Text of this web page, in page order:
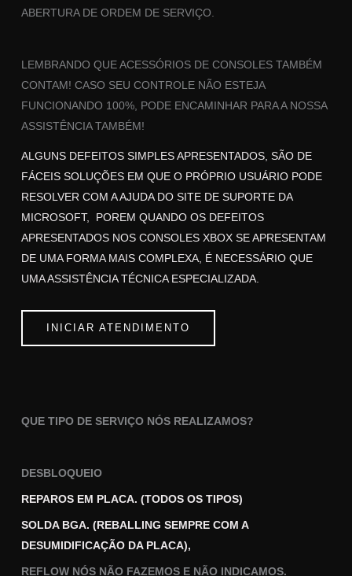
ABERTURA DE ORDEM DE SERVIÇO.
LEMBRANDO QUE ACESSÓRIOS DE CONSOLES TAMBÉM
CONTAM! CASO SEU CONTROLE NÃO ESTEJA
FUNCIONANDO 100%, PODE ENCAMINHAR PARA A NOSSA
ASSISTÊNCIA TAMBÉM!
ALGUNS DEFEITOS SIMPLES APRESENTADOS, SÃO DE
FÁCEIS SOLUÇÕES EM QUE O PRÓPRIO USUÁRIO PODE
RESOLVER COM A AJUDA DO SITE DE SUPORTE DA
MICROSOFT, POREM QUANDO OS DEFEITOS
APRESENTADOS NOS CONSOLES XBOX SE APRESENTAM
DE UMA FORMA MAIS COMPLEXA, É NECESSÁRIO QUE
UMA ASSISTÊNCIA TÉCNICA ESPECIALIZADA.
INICIAR ATENDIMENTO
QUE TIPO DE SERVIÇO NÓS REALIZAMOS?
DESBLOQUEIO
REPAROS EM PLACA. (TODOS OS TIPOS)
SOLDA BGA. (REBALLING SEMPRE COM A
DESUMIDIFICAÇÃO DA PLACA),
REFLOW NÓS NÃO FAZEMOS E NÃO INDICAMOS.